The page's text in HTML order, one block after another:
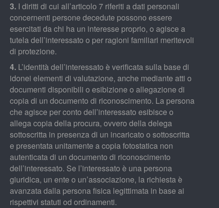
3. I diritti di cui all’articolo 7 riferiti a dati personali
concernenti persone decedute possono essere
esercitati da chi ha un interesse proprio, o agisce a
tutela dell’interessato o per ragioni familiari meritevoli
di protezione.
4. L’identità dell’interessato è verificata sulla base di
idonei elementi di valutazione, anche mediante atti o
documenti disponibili o esibizione o allegazione di
copia di un documento di riconoscimento. La persona
che agisce per conto dell’interessato esibisce o
allega copia della procura, ovvero della delega
sottoscritta in presenza di un incaricato o sottoscritta
e presentata unitamente a copia fotostatica non
autenticata di un documento di riconoscimento
dell’interessato. Se l’interessato è una persona
giuridica, un ente o un’associazione, la richiesta è
avanzata dalla persona fisica legittimata in base ai
rispettivi statuti od ordinamenti.